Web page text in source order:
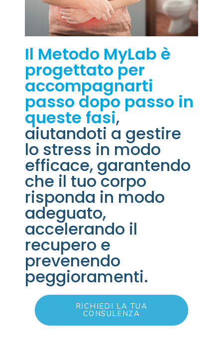
Il Metodo MyLab è
progettato per
accompagnarti
passo dopo passo in
queste fasi,
aiutandoti a gestire
lo stress in modo
efficace, garantendo
che il tuo corpo
risponda in modo
adeguato,
accelerando il
recupero e
prevenendo
peggioramenti.
RICHIEDI LA TUA
CONSULENZA